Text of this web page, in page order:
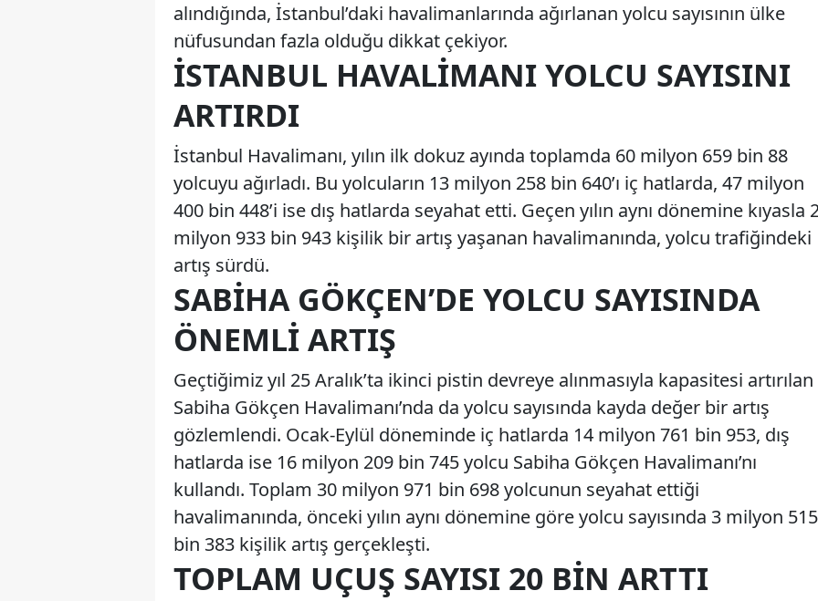
alındığında, İstanbul’daki havalimanlarında ağırlanan yolcu sayısının ülke
nüfusundan fazla olduğu dikkat çekiyor.
İSTANBUL HAVALIMANI YOLCU SAYISINI
ARTIRDI
İstanbul Havalimanı, yılın ilk dokuz ayında toplamda 60 milyon 659 bin 88
yolcuyu ağırladı. Bu yolcuların 13 milyon 258 bin 640’ı iç hatlarda, 47 milyon
400 bin 448’i ise dış hatlarda seyahat etti. Geçen yılın aynı dönemine kıyasla
milyon 933 bin 943 kişilik bir artış yaşanan havalimanında, yolcu trafiğindeki
artış sürdü.
SABIHA GÖKÇEN’DE YOLCU SAYISINDA
ÖNEMLI ARTIŞ
Geçtiğimiz yıl 25 Aralık’ta ikinci pistin devreye alınmasıyla kapasitesi artırılan
Sabiha Gökçen Havalimanı’nda da yolcu sayısında kayda değer bir artış
gözlemlendi. Ocak-Eylül döneminde iç hatlarda 14 milyon 761 bin 953, dış
hatlarda ise 16 milyon 209 bin 745 yolcu Sabiha Gökçen Havalimanı’nı
kullandı. Toplam 30 milyon 971 bin 698 yolcunun seyahat ettiği
havalimanında, önceki yılın aynı dönemine göre yolcu sayısında 3 milyon 515
bin 383 kişilik artış gerçekleşti.
TOPLAM UÇUŞ SAYISI 20 BIN ARTTI